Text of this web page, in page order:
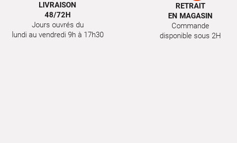
LIVRAISON
48/72H
Jours ouvrés du
lundi au vendredi 9h à 17h30
RETRAIT
EN MAGASIN
Commande
disponible sous 2H